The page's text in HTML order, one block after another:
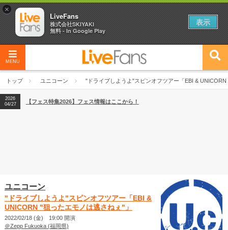
MENU
トップ ユニコーン "ドライブしようよ"スピンオフツアー「EBI &
2026
04/27
2026
【ライブ動員ランキング】2026年上半期編発表！
2026
04/27
【フェス特集2026】フェス情報はここから！
ユニコーン
"ドライブしようよ"スピンオフツアー「EBI &
UNICORN "狙ったエモノは逃さねぇ"」
2022/02/18 (金) 19:00 開演
＠Zepp Fukuoka (福岡県)
×
LiveFans
株式会社SKIYAKI
無料 - In Google Play
表示